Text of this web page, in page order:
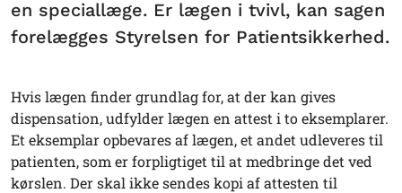
en speciallæge. Er lægen i tvivl, kan sagen
forelægges Styrelsen for Patientsikkerhed.
Hvis lægen finder grundlag for, at der kan gives
dispensation, udfylder lægen en attest i to eksemplarer.
Et eksemplar opbevares af lægen, et andet udleveres til
patienten, som er forpligtiget til at medbringe det ved
kørslen. Der skal ikke sendes kopi af attesten til